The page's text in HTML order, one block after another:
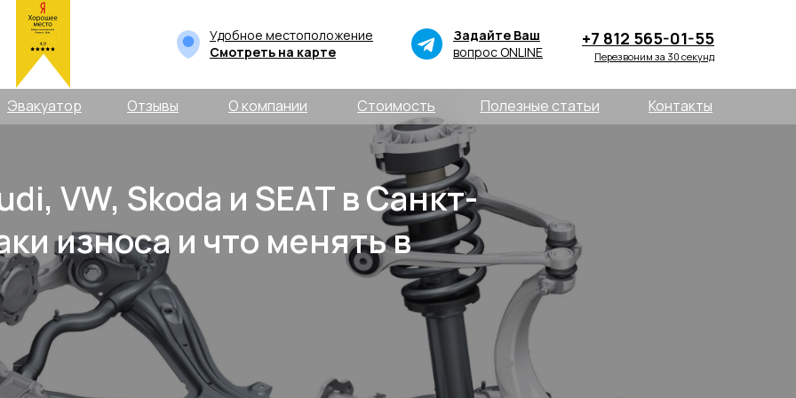
Удобное местоположение
Смотреть на карте
Задайте Ваш
вопрос ONLINE
+7 812 565-01-55
Перезвоним за 30 секунд
Эвакуатор Отзывы Полезные статьи
Стоимость
О компании Контакты
VW, Skoda и SEAT в Санкт-
износа и что менять в